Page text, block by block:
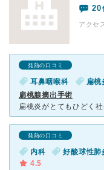
20
アクセ
発熱の口コミ
耳鼻咽喉科 扁桃
扁桃腺摘出手術
発熱の口コミ
内科 好酸球性肺
4.5